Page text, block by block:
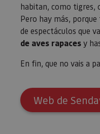
habitan, como tigres,
Pero hay más,
de espectáculos que
de aves rapacesy
En fin, que no vais a
Web de